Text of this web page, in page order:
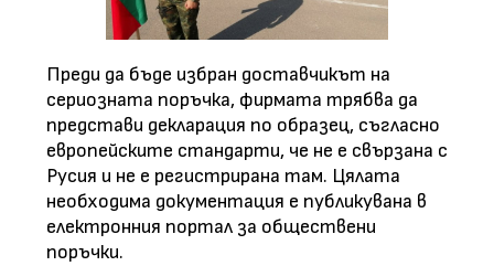
Преди да бъде избран доставчикът на
сериозната поръчка, фирмата трябва да
представи декларация по образец, съгласно
европейските стандарти, че не е свързана с
Русия и не е регистрирана там. Цялата
необходима документация е публикувана в
електронния портал за обществени
поръчки.